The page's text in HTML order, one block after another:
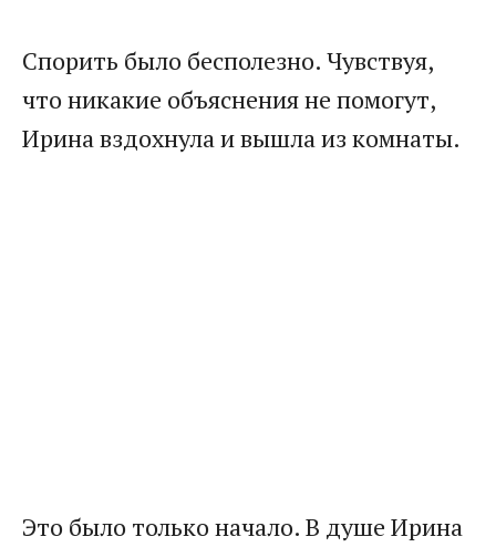
​Спорить было бесполезно. Чувствуя,
что никакие объяснения не помогут,
Ирина вздохнула и вышла из комнаты.​
​Это было только начало. В душе Ирина